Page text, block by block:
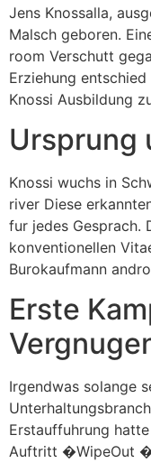
Jens Knossalla,
Malsch geboren.
room Verschutt
Erziehung
Knossi Ausbildung
Ursprung
Knossi wuchs in
river Diese
fur jedes Gesprach.
konventionellen
Burokaufmann
Erste
Irgendwas solange
Erstauffuhrung
Auftritt �WipeOut �